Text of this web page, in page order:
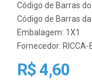
Código de Barras
Código de Barras
Embalagem: 1X1
Fornecedor: RICCA-
R$ 4,60